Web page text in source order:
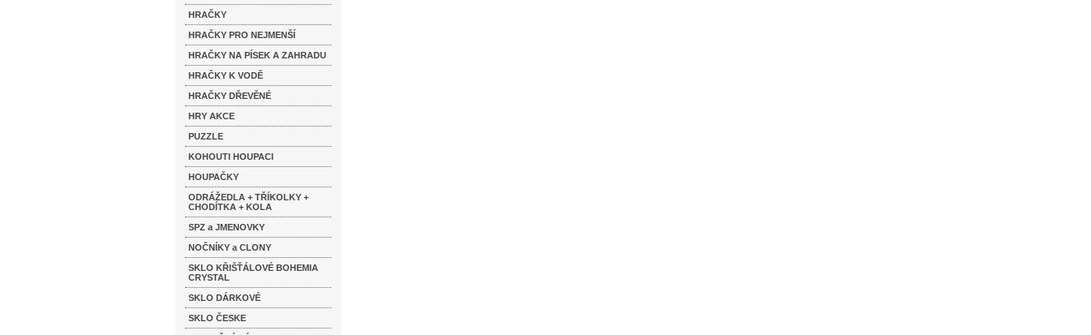
HRAČKY
HRAČKY PRO NEJMENŠÍ
HRAČKY NA PÍSEK A ZAHRADU
HRAČKY K VODĚ
HRAČKY DŘEVĚNÉ
HRY AKCE
PUZZLE
KOHOUTI HOUPACI
HOUPAČKY
ODRÁŽEDLA + TŘÍKOLKY +
CHODÍTKA + KOLA
SPZ a JMENOVKY
NOČNÍKY a CLONY
SKLO KŘIŠŤÁLOVÉ BOHEMIA
CRYSTAL
SKLO DÁRKOVÉ
SKLO ČESKE